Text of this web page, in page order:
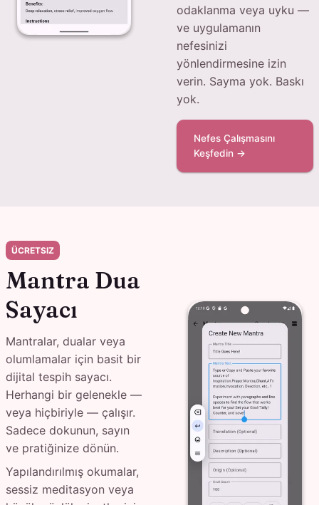
odaklanma veya uyku —
ve uygulamanın
nefesinizi
yönlendirmesine izin
verin. Sayma yok. Baskı
yok.
Nefes Çalışmasını
Keşfedin →
ÜCRETSIZ
Mantra Dua
Sayacı
Mantralar, dualar veya
olumlamalar için basit bir
dijital tespih sayacı.
Herhangi bir gelenekle —
veya hiçbiriyle — çalışır.
Sadece dokunun, sayın
ve pratiğinize dönün.
Yapılandırılmış okumalar,
sessiz meditasyon veya